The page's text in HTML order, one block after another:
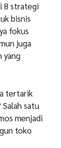
8 strategi
bisnis
fokus
juga
yang
tertarik
satu
menjadi
toko